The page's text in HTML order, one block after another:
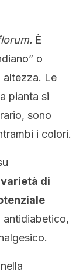
. È
o
altezza. Le
pianta si
sono
i colori.
di
antidiabetico,